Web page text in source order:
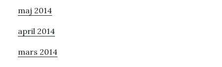
maj 2014
april 2014
mars 2014